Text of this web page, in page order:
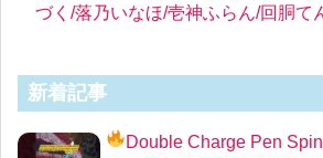
づく/落乃いなほ/壱神ふらん/回胴て
新着記事
Double Charge Pen